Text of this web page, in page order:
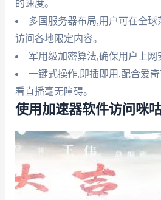
的速度。
多国服务器布局,用户可在全球
访问各地限定内容。
军用级加密算法,确保用户上网
一键式操作,即插即用,配合爱
看直播毫无障碍。
使用加速器软件访问咪